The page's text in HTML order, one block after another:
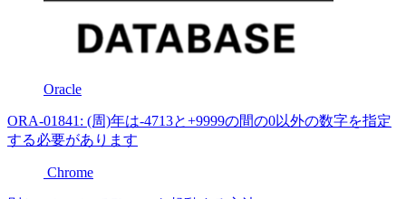
Oracle
ORA-01841: (周)年は-4713と+9999の間の0以外の数字を指定
する必要があります
Chrome